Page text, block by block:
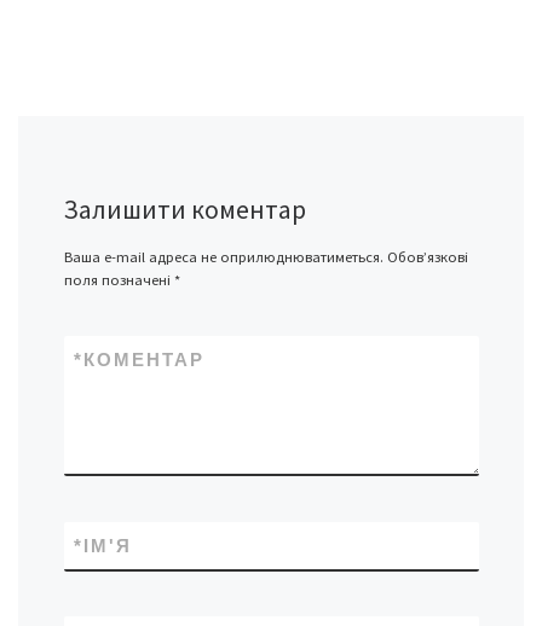
Залишити коментар
Ваша e-mail адреса не оприлюднюватиметься. Обов’язкові
поля позначені *
КОМЕНТАР
*
ІМ'Я
*